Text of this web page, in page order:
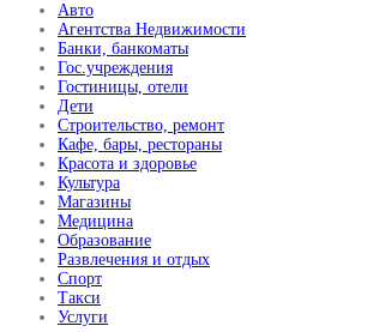
Авто
Агентства Недвижимости
Банки, банкоматы
Гос.учреждения
Гостиницы, отели
Дети
Строительство, ремонт
Кафе, бары, рестораны
Красота и здоровье
Культура
Магазины
Медицина
Образование
Развлечения и отдых
Спорт
Такси
Услуги